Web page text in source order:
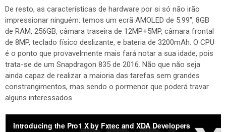
De resto, as características de hardware por si só não irão
impressionar ninguém: temos um ecrã AMOLED de 5.99", 8GB
de RAM, 256GB, câmara traseira de 12MP+5MP, câmara frontal
de 8MP, teclado físico deslizante, e bateria de 3200mAh. O CPU
é o ponto que provavelmente mais fará notar a sua idade, pois
trata-se de um Snapdragon 835 de 2016. Não que não seja
ainda capaz de realizar a maioria das tarefas sem grandes
constrangimentos, mas sendo o pormenor que poderá travar
alguns interessados.